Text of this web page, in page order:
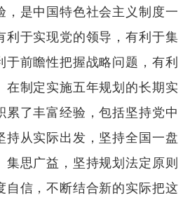
，是中国特色社会主义制度一
利于实现党的领导，有利于集
于前瞻性把握战略问题，有利
在制定实施五年规划的长期实
累了丰富经验，包括坚持党中
持从实际出发，坚持全国一盘
集思广益，坚持规划法定原则
自信，不断结合新的实际把这